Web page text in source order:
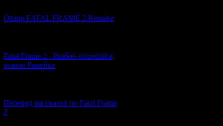
Обзор FATAL FRAME 2 Remake
Fatal Frame 2 - Разбор отличий в
новом Ремейке
Перевод рассказов по Fatal Frame
2